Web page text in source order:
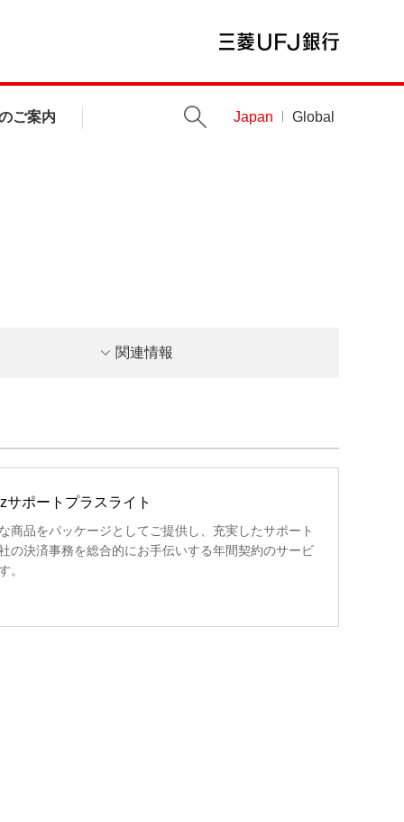
ご案内 Japan Global
関連情報
サポートプラスライト
商品をパッケージとしてご提供し、充実したサポート
の決済事務を総合的にお手伝いする年間契約のサービ
。